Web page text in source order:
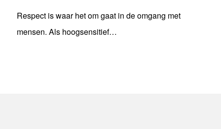
Respect is waar het om gaat in de omgang met
mensen. Als hoogsensitief…